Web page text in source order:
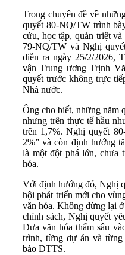
Trong chuyên đề về
quyết 80-NQ/TW trình
cứu, học tập, quán triệt
79-NQ/TW và Nghị
diễn ra ngày 25/2/2026,
vận Trung ương Trịnh
quyết trước không trực
Nhà nước.
Ông cho biết, những năm
nhưng trên thực tế hầu
trên 1,7%. Nghị quyết
2%” và còn định hướng
là một đột phá lớn, chưa
hóa.
Với định hướng đó, Nghị
hội phát triển mới cho
văn hóa. Không dừng lại
chính sách, Nghị quyết
Đưa văn hóa thấm sâu
trình, từng dự án và
bào DTTS.